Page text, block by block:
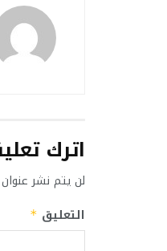
اترك
لن يتم نشر عنوان
التعليق *